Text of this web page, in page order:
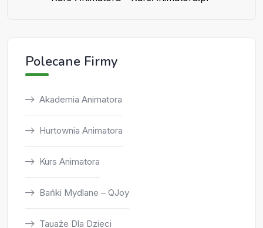
Polecane Firmy
Akademia Animatora
Hurtownia Animatora
Kurs Animatora
Bańki Mydlane – QJoy
Tauaże Dla Dzieci